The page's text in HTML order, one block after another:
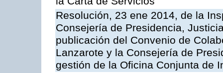
Resolución, 23 ene 2014, de la
Consejería de Presidencia,
publicación del Convenio de
Lanzarote y la Consejería de
gestión de la Oficina Conjunta de